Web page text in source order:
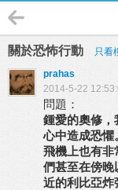
關於恐怖行動
只看
prahas
2014-5-22
問題：
鍾愛的奧修，
心中造成恐懼
飛機上也有非
們甚至在傍晚
近的利比亞炸